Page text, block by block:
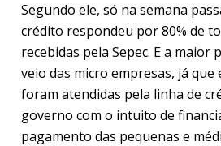
Segundo ele, só na semana
crédito respondeu por 80% de
recebidas pela Sepec. E a maior
veio das micro empresas, já que
foram atendidas pela linha de
governo com o intuito de
pagamento das pequenas e